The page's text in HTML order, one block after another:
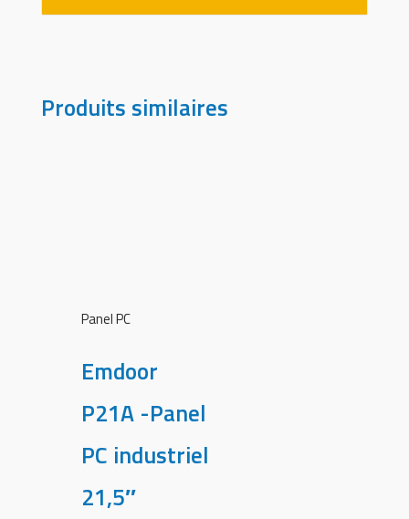
Produits similaires
Panel PC
Emdoor
P21A -Panel
PC industriel
21,5″